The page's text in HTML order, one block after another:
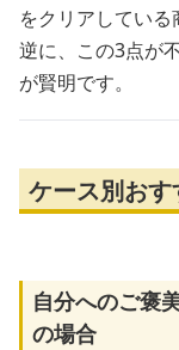
をクリアしている
逆に、この3点が
が賢明です。
ケース別お
自分へのご褒
の場合